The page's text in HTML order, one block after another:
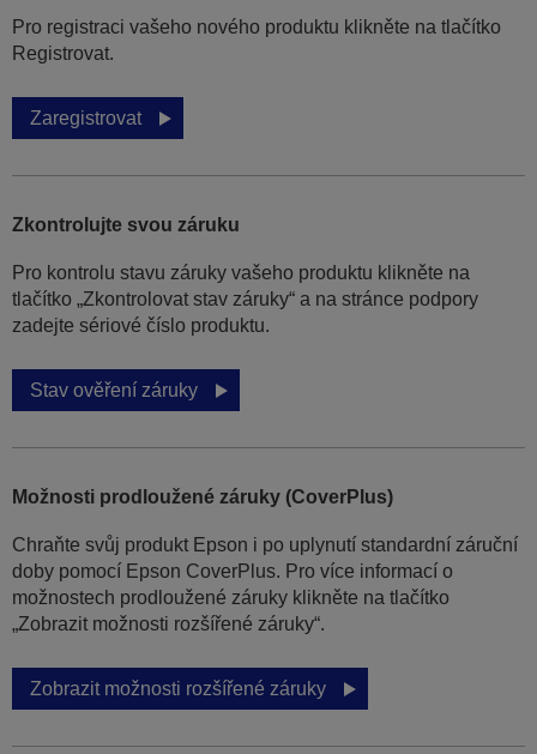
Pro registraci vašeho nového produktu klikněte na tlačítko
Registrovat.
Zaregistrovat
Zkontrolujte svou záruku
Pro kontrolu stavu záruky vašeho produktu klikněte na
tlačítko „Zkontrolovat stav záruky“ a na stránce podpory
zadejte sériové číslo produktu.
Stav ověření záruky
Možnosti prodloužené záruky (CoverPlus)
Chraňte svůj produkt Epson i po uplynutí standardní záruční
doby pomocí Epson CoverPlus. Pro více informací o
možnostech prodloužené záruky klikněte na tlačítko
„Zobrazit možnosti rozšířené záruky“.
Zobrazit možnosti rozšířené záruky